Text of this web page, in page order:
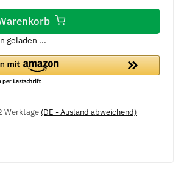
geladen ...
Werktage (DE - Ausland abweichend)